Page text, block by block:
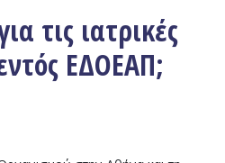
τις ιατρικές
ΕΔΟΕΑΠ;